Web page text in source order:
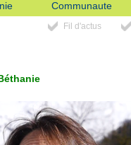
Communaute
Fil d'actus